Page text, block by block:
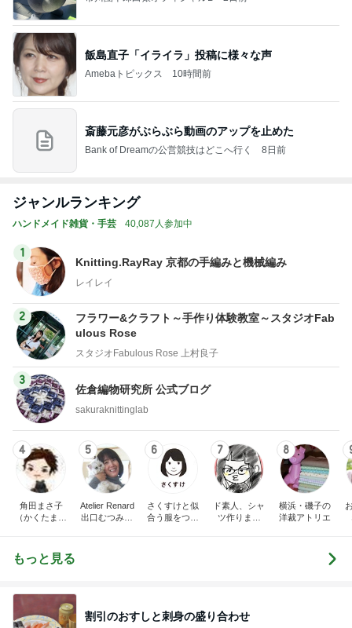
飯島直子「イライラ」投稿に様々な声
Amebaトピックス 10時間前
斎藤元彦がぶらぶら動画のアップを止めた
Bank of Dreamの公営競技はどこへ行く 8日前
ジャンルランキング
ハンドメイド雑貨・手芸 40,087人参加中
1
Knitting.RayRay 京都の手編みと機械編み
レイレイ
2
フラワー&クラフト～手作り体験教室～スタジオFab
ulous Rose
スタジオFabulous Rose 上村良子
3
佐倉編物研究所 公式ブログ
sakuraknittinglab
4
角田まさ子
（かくたまさ
シル
5
Atelier Renard
出口むつみの
6
さくすけと似
合う服をつく
7
ド素人、シャ
ツ作りまし
8
横浜・磯子の
洋裁アトリエ
もっと見る
割引のおすしと刺身の盛り合わせ